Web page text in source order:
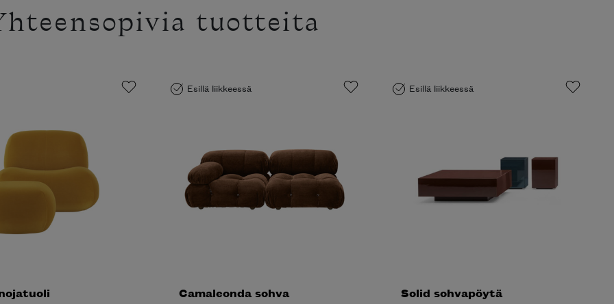
tuotteita
Esillä liikkeessä
Camaleonda sohva
Esillä liikkeessä
Solid sohvapöytä